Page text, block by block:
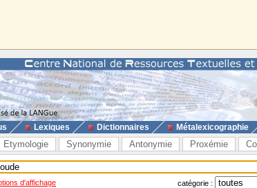
Lexiques Dictionnaires Métalexicographie
Etymologie Synonymie Antonymie Proxémie
d'affichage catégorie :